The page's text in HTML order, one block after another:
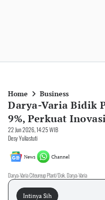
Home Business
Darya-Varia Bidik
9%, Perkuat
22 Jun 2026, 14:25 WIB
Desy Yuliastuti
News Channel
Darya-Varia Citeureup Plant/Dok. Darya-Varia
Intinya Sih